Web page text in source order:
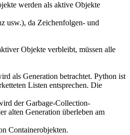
werden als aktive Objekte
usw.), da Zeichenfolgen- und
Objekte verbleibt, müssen alle
als Generation betrachtet. Python ist
Listen entsprechen. Die
der Garbage-Collection-
alten Generation überleben am
Containerobjekten.